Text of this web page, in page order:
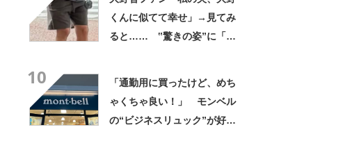
くんに似てて幸せ」→見てみ
ると…… ‟驚きの姿”に「最
10
「通勤用に買ったけど、めち
ゃくちゃ良い！」 モンベル
の“ビジネスリュック”が好